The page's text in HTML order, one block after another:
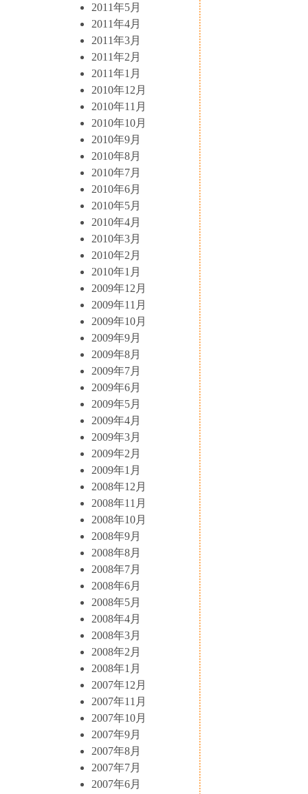
2011年5月
2011年4月
2011年3月
2011年2月
2011年1月
2010年12月
2010年11月
2010年10月
2010年9月
2010年8月
2010年7月
2010年6月
2010年5月
2010年4月
2010年3月
2010年2月
2010年1月
2009年12月
2009年11月
2009年10月
2009年9月
2009年8月
2009年7月
2009年6月
2009年5月
2009年4月
2009年3月
2009年2月
2009年1月
2008年12月
2008年11月
2008年10月
2008年9月
2008年8月
2008年7月
2008年6月
2008年5月
2008年4月
2008年3月
2008年2月
2008年1月
2007年12月
2007年11月
2007年10月
2007年9月
2007年8月
2007年7月
2007年6月